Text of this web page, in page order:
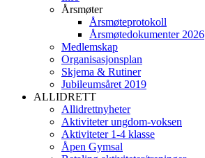
Årsmøter
Årsmøteprotokoll
Årsmøtedokumenter 2026
Medlemskap
Organisasjonsplan
Skjema & Rutiner
Jubileumsåret 2019
ALLIDRETT
Allidrettnyheter
Aktiviteter ungdom-voksen
Aktiviteter 1-4 klasse
Åpen Gymsal